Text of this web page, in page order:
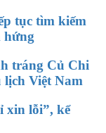
tục tìm kiếm
hứng
tráng Củ Chi
lịch Việt Nam
xin lỗi”, kể